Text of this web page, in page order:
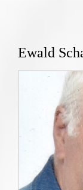
Ewald